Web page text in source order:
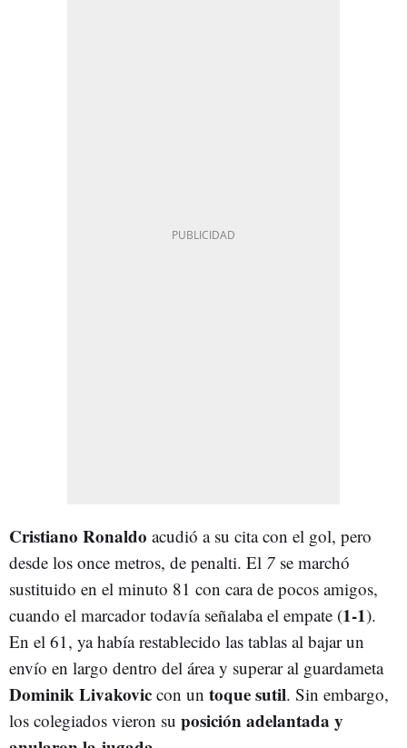
Cristiano Ronaldo acudió a su cita con el gol, pero
desde los once metros, de penalti. El 7 se marchó
sustituido en el minuto 81 con cara de pocos amigos,
cuando el marcador todavía señalaba el empate (1-1).
En el 61, ya había restablecido las tablas al bajar un
envío en largo dentro del área y superar al guardameta
Dominik Livakovic con un toque sutil. Sin embargo,
los colegiados vieron su posición adelantada y